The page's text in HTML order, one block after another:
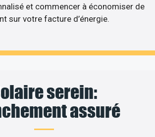
et commencer à économiser de
sur votre facture d’énergie.
serein:
assuré